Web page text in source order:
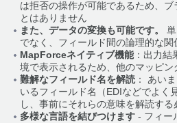
は拒否の操作が可能であるため、ブ
とはありません
また、データの変換も可能です。
でなく、フィールド間の論理的な関
MapForceネイティブ機能：出力結
境で表示されるため、他のマッピ
難解なフィールド名を解読 ： あい
いるフィールド名（EDIなどでよく
し、事前にそれらの意味を解読す
多様な言語を結びつけます - フィー